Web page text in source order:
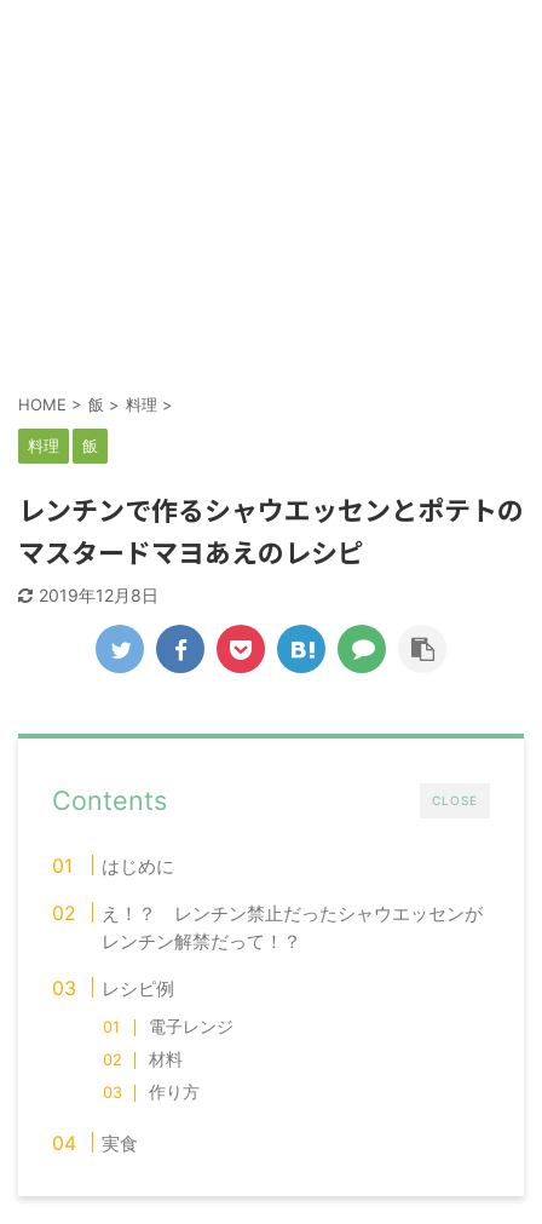
HOME > 飯 > 料理 >
料理 飯
レンチンで作るシャウエッセンとポテトの
マスタードマヨあえのレシピ
2019年12月8日
CLOSE
Contents
はじめに
え！？ レンチン禁止だったシャウエッセンが
レンチン解禁だって！？
レシピ例
電子レンジ
材料
作り方
実食